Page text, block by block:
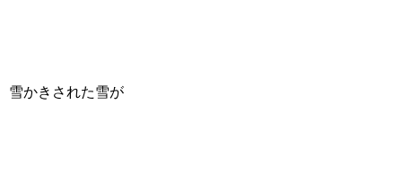
雪かきされた雪が